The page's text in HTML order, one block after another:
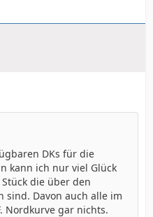
DKs für die
kann ich nur viel Glück
die über den
sind. Davon auch alle im
Nordkurve gar nichts.